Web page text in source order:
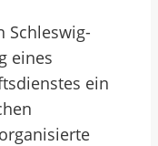
Schleswig-
eines
ein